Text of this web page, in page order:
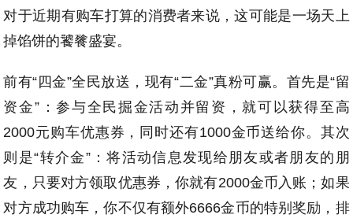
对于近期有购车打算的消费者来说，这可能是一场天上
掉馅饼的饕餮盛宴。
前有“四金”全民放送，现有“二金”真粉可赢。首先是“留
资金”：参与全民掘金活动并留资，就可以获得至高
2000元购车优惠券，同时还有1000金币送给你。其次
则是“转介金”：将活动信息发现给朋友或者朋友的朋
友，只要对方领取优惠券，你就有2000金币入账；如果
对方成功购车，你不仅有额外6666金币的特别奖励，排